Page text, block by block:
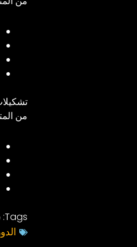
من
Tags: